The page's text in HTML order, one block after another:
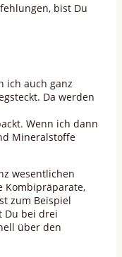
bist Du
ich auch ganz
Da werden
Wenn ich dann
Mineralstoffe
wesentlichen
Kombipräparate,
zum Beispiel
Du bei drei
über den